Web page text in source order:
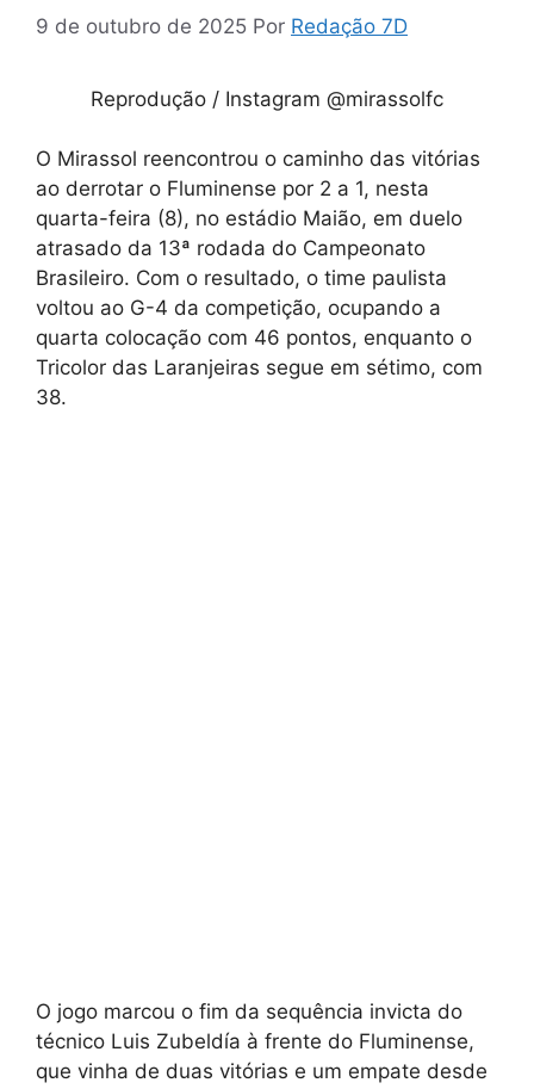
9 de outubro de 2025 Por Redação 7D
Reprodução / Instagram @mirassolfc
O Mirassol reencontrou o caminho das vitórias
ao derrotar o Fluminense por 2 a 1, nesta
quarta-feira (8), no estádio Maião, em duelo
atrasado da 13ª rodada do Campeonato
Brasileiro. Com o resultado, o time paulista
voltou ao G-4 da competição, ocupando a
quarta colocação com 46 pontos, enquanto o
Tricolor das Laranjeiras segue em sétimo, com
38.
O jogo marcou o fim da sequência invicta do
técnico Luis Zubeldía à frente do Fluminense,
que vinha de duas vitórias e um empate desde